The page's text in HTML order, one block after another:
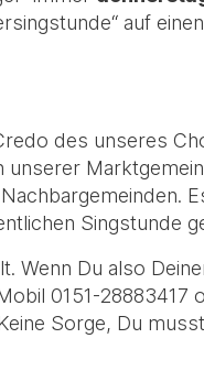
auf
des unseres
unserer
Singstunde
Wenn Du also
0151-28883417
Sorge, Du